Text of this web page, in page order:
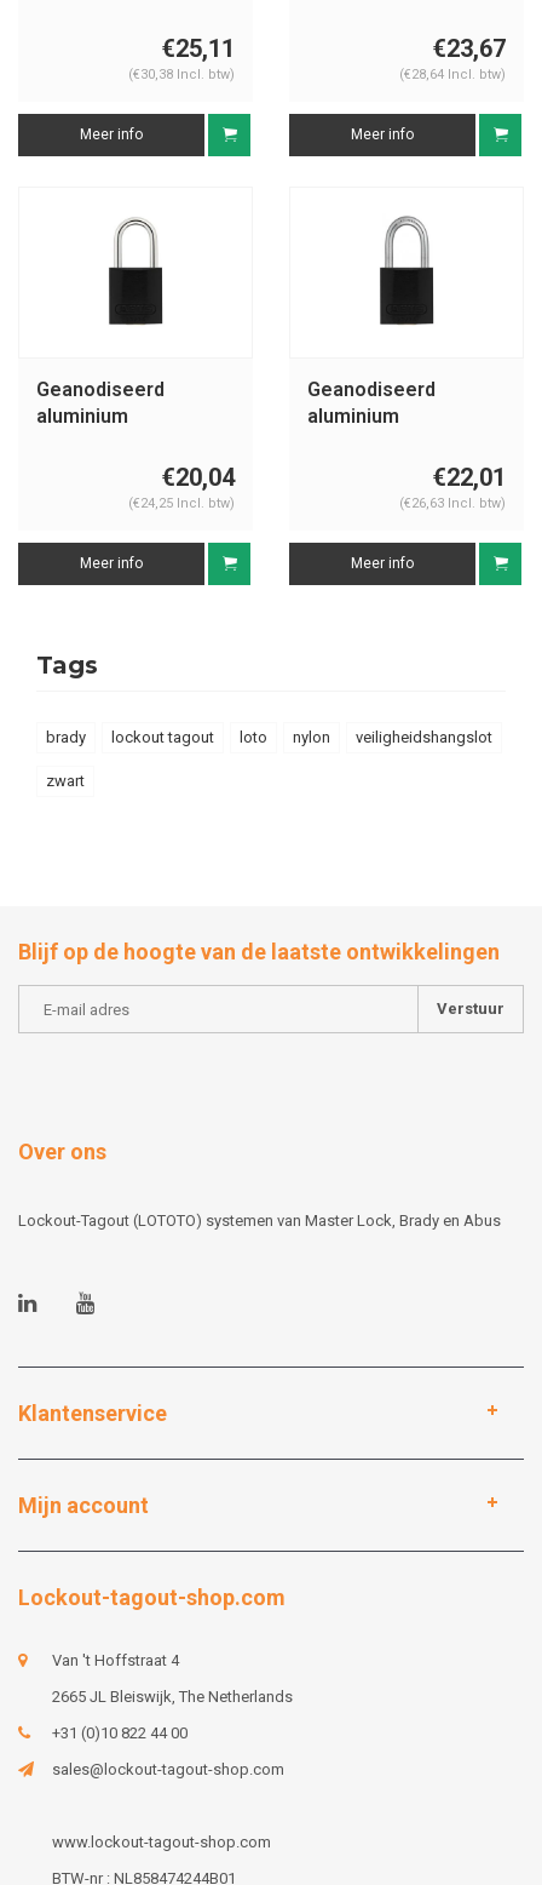
€25,11
(€30,38 Incl. btw)
Meer info
€23,67
(€28,64 Incl. btw)
Meer info
Geanodiseerd
aluminium
SCHWARZ
€20,04
(€24,25 Incl. btw)
Meer info
Geanodiseerd
aluminium
SCHWARZ
€22,01
(€26,63 Incl. btw)
Meer info
Tags
brady lockout tagout loto nylon veiligheidshangslot
zwart
Blijf op de hoogte van de laatste ontwikkelingen
Verstuur
Over ons
Lockout-Tagout (LOTOTO) systemen van Master Lock, Brady en Abus
Klantenservice
Mijn account
Lockout-tagout-shop.com
Van 't Hoffstraat 4
2665 JL Bleiswijk, The Netherlands
+31 (0)10 822 44 00
sales@lockout-tagout-shop.com
www.lockout-tagout-shop.com
BTW-nr : NL858474244B01